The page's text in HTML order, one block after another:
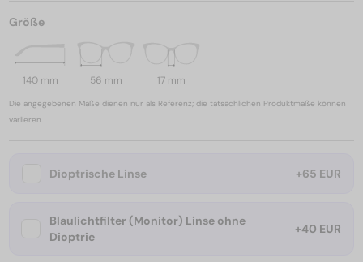
Größe
140 mm 56 mm 17 mm
Die angegebenen Maße dienen nur als Referenz; die tatsächlichen Produktmaße können
variieren.
Dioptrische Linse +65 EUR
Blaulichtfilter (Monitor) Linse ohne
Dioptrie
+40 EUR